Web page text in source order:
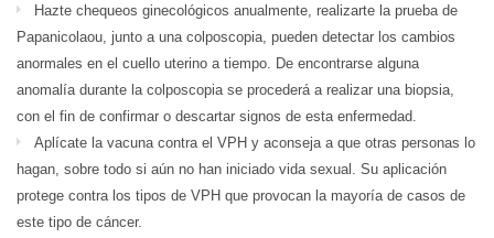
Hazte chequeos ginecológicos anualmente, realizarte la prueba de
Papanicolaou, junto a una colposcopia, pueden detectar los cambios
anormales en el cuello uterino a tiempo. De encontrarse alguna
anomalía durante la colposcopia se procederá a realizar una biopsia,
con el fin de confirmar o descartar signos de esta enfermedad.
Aplícate la vacuna contra el VPH y aconseja a que otras personas lo
hagan, sobre todo si aún no han iniciado vida sexual. Su aplicación
protege contra los tipos de VPH que provocan la mayoría de casos de
este tipo de cáncer.